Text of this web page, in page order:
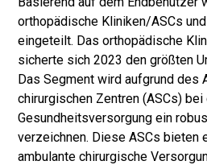
orthopädische Kliniken/ASCs
eingeteilt. Das orthopädische
sicherte sich 2023 den größten
Das Segment wird aufgrund des
chirurgischen Zentren (ASCs)
Gesundheitsversorgung ein
verzeichnen. Diese ASCs bieten
ambulante chirurgische